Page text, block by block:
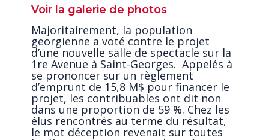
Voir la galerie de photos
Majoritairement, la population
georgienne a voté contre le projet
d’une nouvelle salle de spectacle sur la
1re Avenue à Saint-Georges. Appelés à
se prononcer sur un règlement
d’emprunt de 15,8 M$ pour financer le
projet, les contribuables ont dit non
dans une proportion de 59 %. Chez les
élus rencontrés au terme du résultat,
le mot déception revenait sur toutes